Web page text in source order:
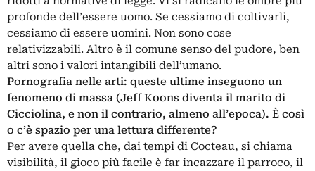
profonde dell’essere uomo. Se cessiamo di coltivarli,
cessiamo di essere uomini. Non sono cose
relativizzabili. Altro è il comune senso del pudore, ben
altri sono i valori intangibili dell’umano.
Pornografia nelle arti: queste ultime inseguono un
fenomeno di massa (Jeff Koons diventa il marito di
Cicciolina, e non il contrario, almeno all’epoca). È così
o c’è spazio per una lettura differente?
Per avere quella che, dai tempi di Cocteau, si chiama
visibilità, il gioco più facile è far incazzare il parroco, il